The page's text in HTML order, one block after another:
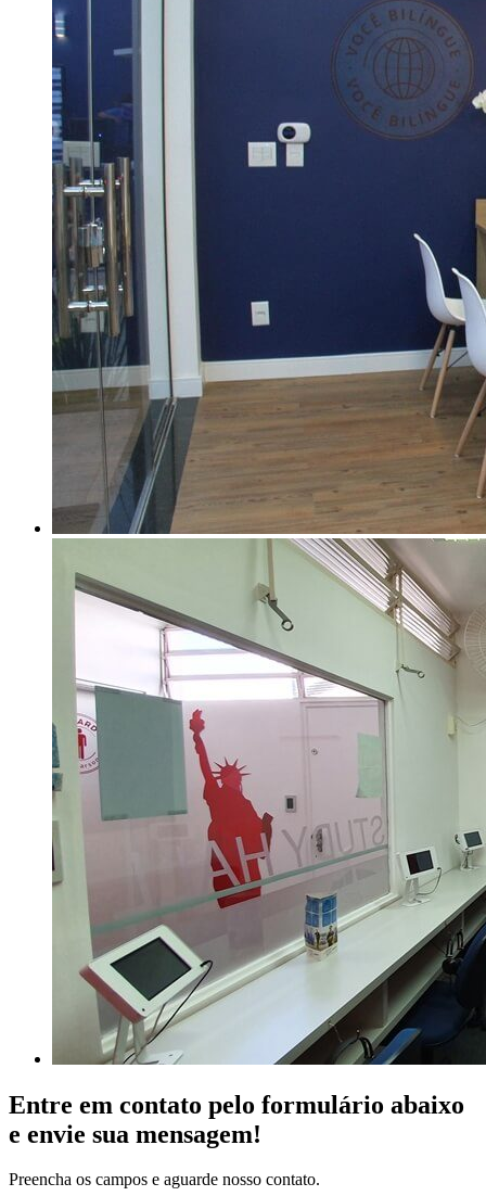
Entre em contato pelo formulário abaixo
e envie sua mensagem!
Preencha os campos e aguarde nosso contato.